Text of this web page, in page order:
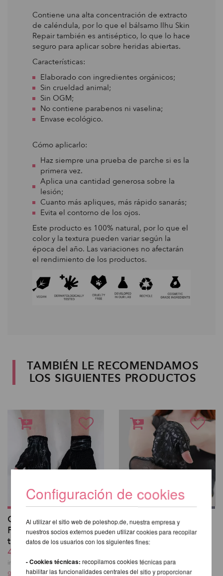
Contiene una alta concentración de extracto
de caléndula, por lo que el bálsamo Ilhu Skin
Repair también es antiséptico, lo que lo hace
seguro para aplicar sobre heridas abiertas.
Características:
Elaborado con ingredientes orgánicos;
Sin crueldad animal;
Sin OGM;
No contiene parabenos ni vaselina;
Envase ecológico.
Cómo aplicarlo:
Haz siempre una prueba de parche si es la
primera vez.
Aplica una cantidad generosa sobre la
lesión;
Cuanto más apliques, más rápido sanarás;
Evita el contorno de los ojos.
Este producto es 100% natural, por lo que el
color y la textura pueden variar según la
época del año. Las variaciones no afectarán
el rendimiento de los productos.
TAMBIÉN LE RECOMENDAMOS
LOS SIGUIENTES PRODUCTOS
Guantes de
Poledance con
tecnología de Silicona
45,38 EUR
incl. 20 % I.V.A. exkl.
gastos de envio
Guantes para Pole
Dance con Grip en
Estampado de
45,38 EUR
incl. 20 % I.V.A. exkl.
Configuración de cookies
Al utilizar el sitio web de poleshop.de, nuestra empresa y
nuestros socios externos pueden utilizar cookies para recopilar
datos de los usuarios con los siguientes fines:
- Cookies técnicas:recopilamos cookies técnicas para
habilitar las funcionalidades centrales del sitio y proporcionar